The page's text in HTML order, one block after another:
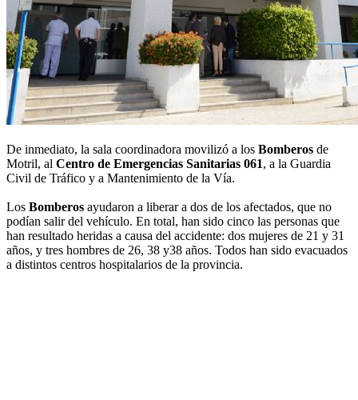
De inmediato, la sala coordinadora movilizó a los Bomberos de
Motril, al Centro de Emergencias Sanitarias 061, a la Guardia
Civil de Tráfico y a Mantenimiento de la Vía.
Los Bomberos ayudaron a liberar a dos de los afectados, que no
podían salir del vehículo. En total, han sido cinco las personas que
han resultado heridas a causa del accidente: dos mujeres de 21 y 31
años, y tres hombres de 26, 38 y38 años. Todos han sido evacuados
a distintos centros hospitalarios de la provincia.